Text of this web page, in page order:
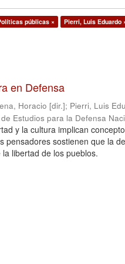
públicas × Pierri, Luis Eduardo
en Defensa
Horacio [dir.]; Pierri, Luis
Estudios para la Defensa
y la cultura implican
pensadores sostienen que la
la libertad de los pueblos.